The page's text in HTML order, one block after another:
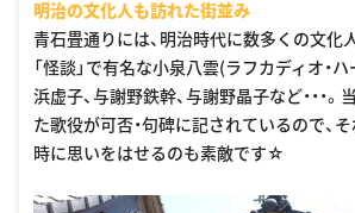
明治の文化人も訪れた街並み
青石畳通りには、明治時代に数多くの文化
「怪談」で有名な小泉八雲(ラフカディオ・ハ
浜虚子、与謝野鉄幹、与謝野晶子など・・・
た歌役が可否・句碑に記されているので、
時に思いをはせるのも素敵です☆